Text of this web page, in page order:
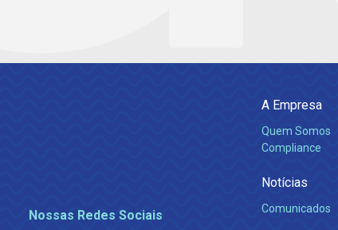
Nossas Redes Sociais
A Empresa
Quem Somos
Compliance
Notícias
Comunicados